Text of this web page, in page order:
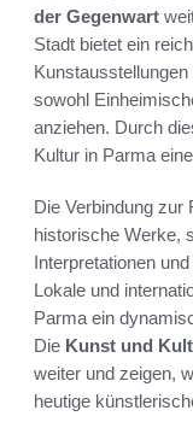
der Gegenwart
Stadt bietet ein
sowohl
anziehen. Durch
Kultur in Parma
Die Verbindung zur
historische Werke,
Interpretationen
Lokale und
Parma ein
Die Kunst und
weiter und zeigen,
heutige